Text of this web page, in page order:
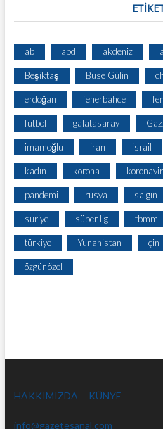
ab abd akdeniz
Beşiktaş Buse Gülin
erdoğan fenerbahce
futbol galatasaray
imamoğlu iran israil
kadın korona
pandemi rusya salgın
suriye süper lig tbmm
türkiye Yunanistan çin
özgür özel
HAKKIMIZDA KÜNYE
info@gazetesanal.com